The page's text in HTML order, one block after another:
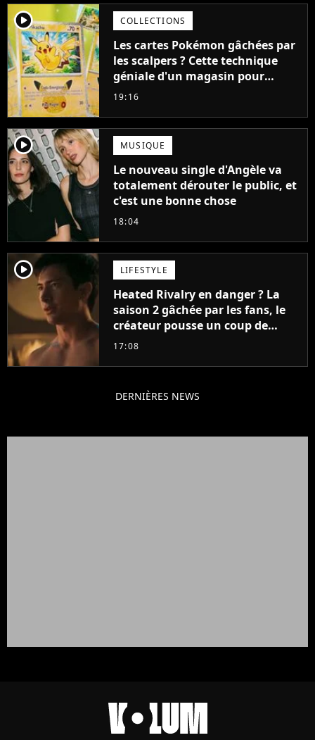
player2 COLLECTIONS
Les cartes Pokémon gâchées par
les scalpers ? Cette technique
géniale d'un magasin pour
ruiner les revendeurs
19:16
player2 MUSIQUE
Le nouveau single d'Angèle va
totalement dérouter le public, et
c'est une bonne chose
18:04
player2 LIFESTYLE
Heated Rivalry en danger ? La
saison 2 gâchée par les fans, le
créateur pousse un coup de
gueule
17:08
DERNIÈRES NEWS